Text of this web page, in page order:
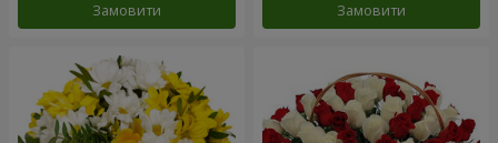
Замовити Замовити